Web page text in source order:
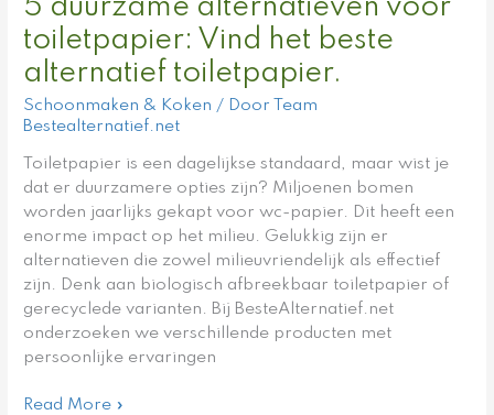
5 duurzame alternatieven voor
toiletpapier: Vind het beste
alternatief toiletpapier.
Schoonmaken & Koken / Door
Team
Bestealternatief.net
Toiletpapier is een dagelijkse standaard, maar wist je
dat er duurzamere opties zijn? Miljoenen bomen
worden jaarlijks gekapt voor wc-papier. Dit heeft een
enorme impact op het milieu. Gelukkig zijn er
alternatieven die zowel milieuvriendelijk als effectief
zijn. Denk aan biologisch afbreekbaar toiletpapier of
gerecyclede varianten. Bij BesteAlternatief.net
onderzoeken we verschillende producten met
persoonlijke ervaringen
voor
toiletpapier:
Vind
het
beste
alternatief
Read More »